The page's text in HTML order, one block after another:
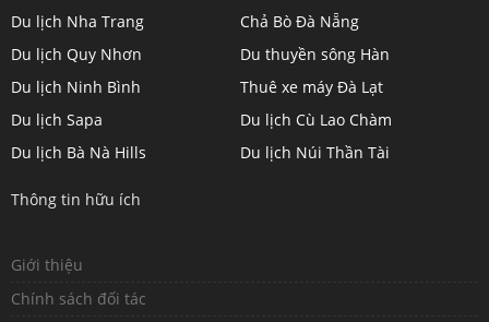
Du lịch Nha Trang
Du lịch Quy Nhơn
Du lịch Ninh Bình
Du lịch Sapa
Du lịch Bà Nà Hills
Chả Bò Đà Nẵng
Du thuyền sông Hàn
Thuê xe máy Đà Lạt
Du lịch Cù Lao Chàm
Du lịch Núi Thần Tài
Thông tin hữu ích
Giới thiệu
Chính sách đối tác